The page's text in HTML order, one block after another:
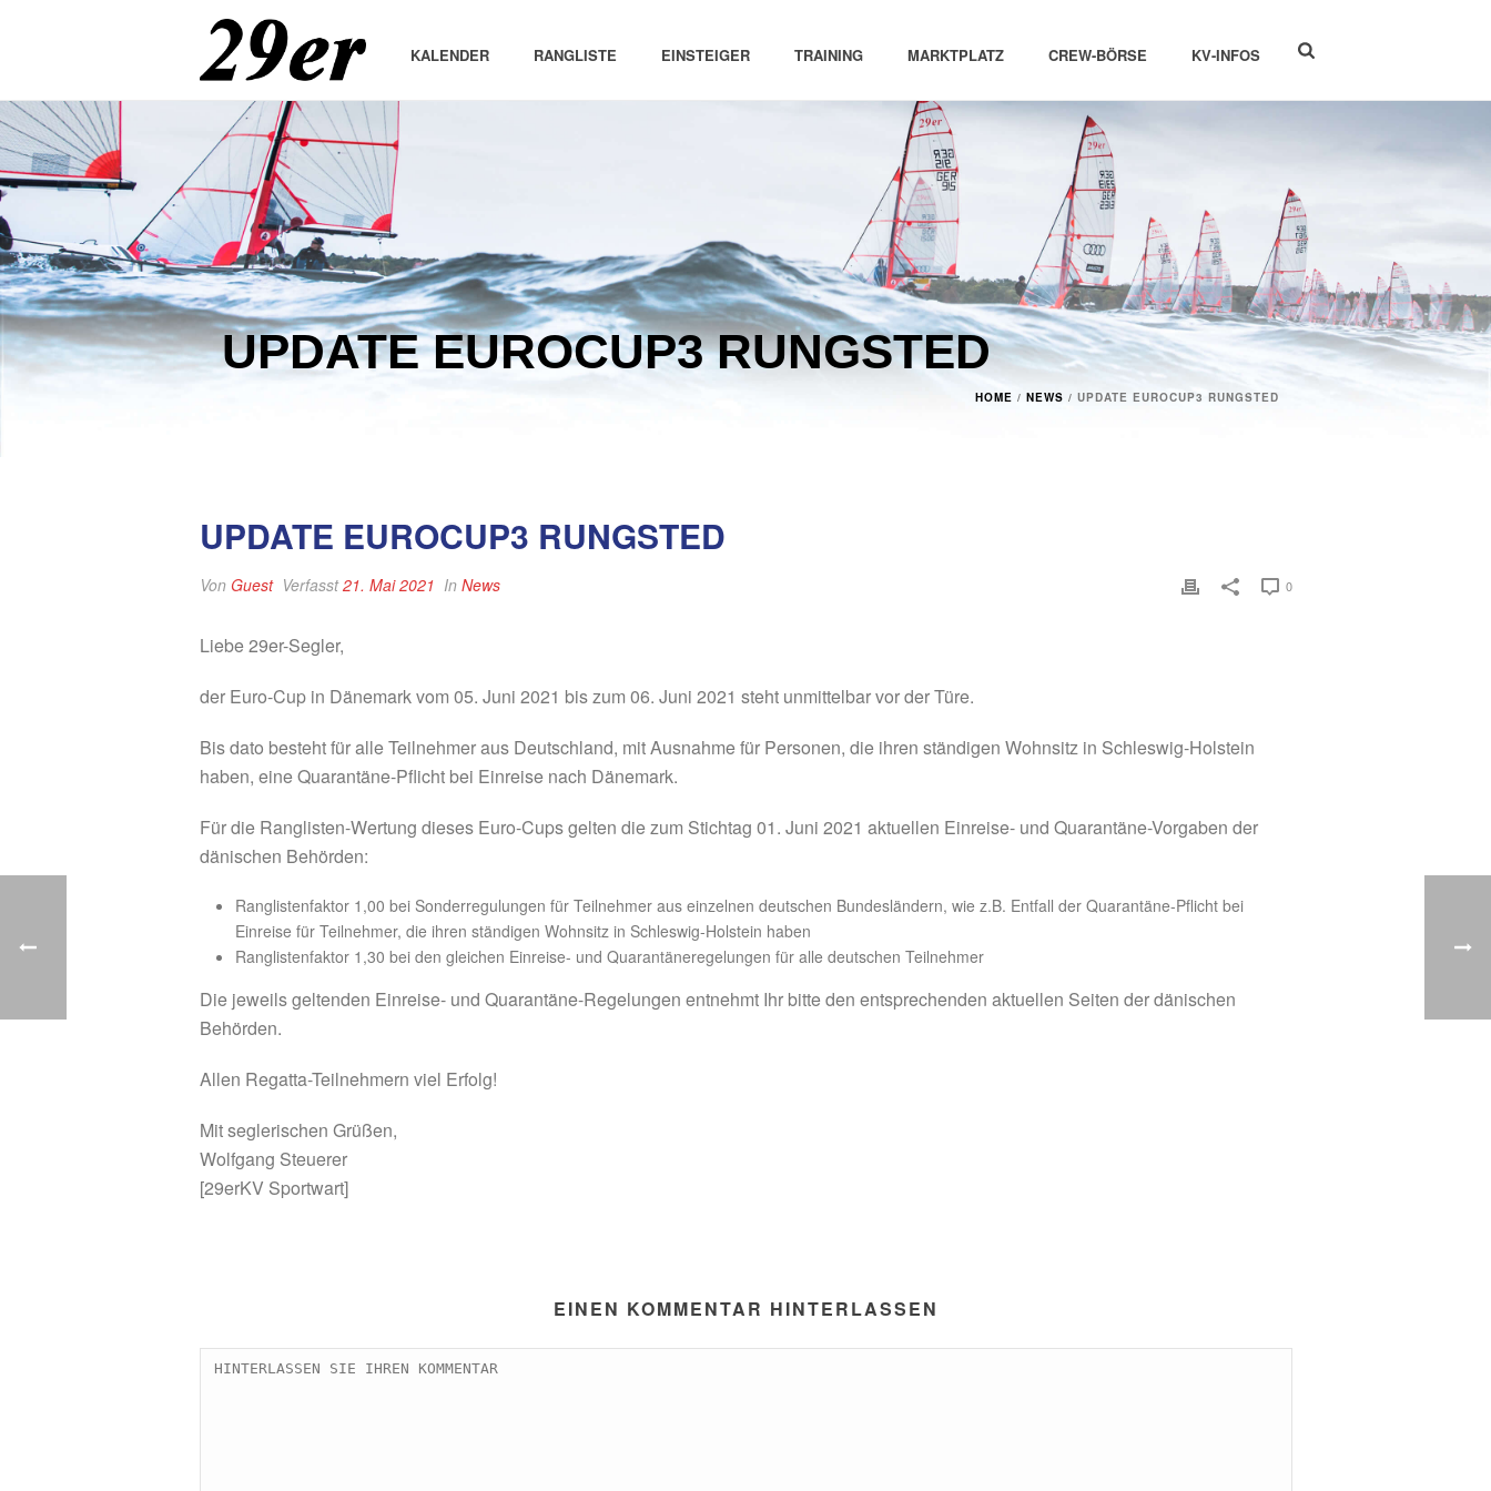
KALENDER RANGLISTE EINSTEIGER TRAINING MARKTPLATZ CREW-BÖRSE KV-INFOS
UPDATE EUROCUP3 RUNGSTED
HOME / NEWS / UPDATE EUROCUP3 RUNGSTED
UPDATE EUROCUP3 RUNGSTED
Von Guest Verfasst21. Mai 2021 In News 0
Liebe 29er-Segler,
der Euro-Cup in Dänemark vom 05. Juni 2021 bis zum 06. Juni 2021 steht unmittelbar vor der Türe.
Bis dato besteht für alle Teilnehmer aus Deutschland, mit Ausnahme für Personen, die ihren ständigen Wohnsitz in Schleswig-Holstein
haben, eine Quarantäne-Pflicht bei Einreise nach Dänemark.
Für die Ranglisten-Wertung dieses Euro-Cups gelten die zum Stichtag 01. Juni 2021 aktuellen Einreise- und Quarantäne-Vorgaben der
dänischen Behörden:
Ranglistenfaktor 1,00 bei Sonderregulungen für Teilnehmer aus einzelnen deutschen Bundesländern, wie z.B. Entfall der Quarantäne-Pflicht bei
Einreise für Teilnehmer, die ihren ständigen Wohnsitz in Schleswig-Holstein haben
Ranglistenfaktor 1,30 bei den gleichen Einreise- und Quarantäneregelungen für alle deutschen Teilnehmer
Die jeweils geltenden Einreise- und Quarantäne-Regelungen entnehmt Ihr bitte den entsprechenden aktuellen Seiten der dänischen
Behörden.
Allen Regatta-Teilnehmern viel Erfolg!
Mit seglerischen Grüßen,
Wolfgang Steuerer
[29erKV Sportwart]
EINEN KOMMENTAR HINTERLASSEN